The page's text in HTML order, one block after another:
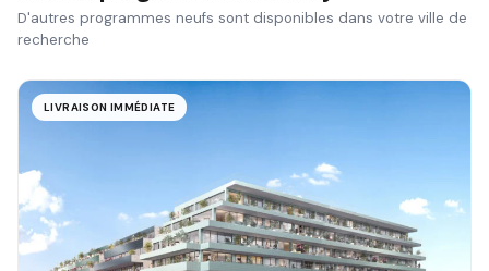
D'autres programmes neufs sont disponibles dans votre ville de
recherche
LIVRAISON IMMÉDIATE